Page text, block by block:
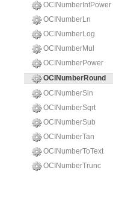
OCINumberIntPower
OCINumberLn
OCINumberLog
OCINumberMul
OCINumberPower
OCINumberRound
OCINumberSin
OCINumberSqrt
OCINumberSub
OCINumberTan
OCINumberToText
OCINumberTrunc